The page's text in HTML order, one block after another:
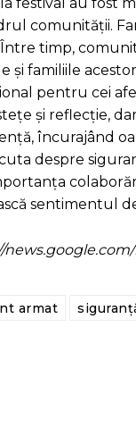
festival au fost
comunității.
timp,
și familiile
pentru cei
și reflecție,
încurajând
despre
sentimentul
armat